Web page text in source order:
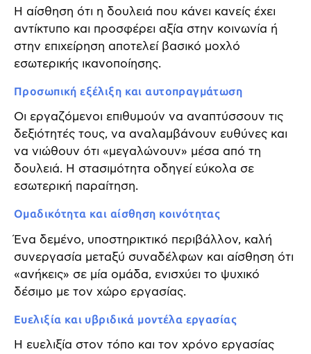
Η αίσθηση ότι η δουλειά που κάνει κανείς έχει
αντίκτυπο και προσφέρει αξία στην κοινωνία ή
στην επιχείρηση αποτελεί βασικό μοχλό
εσωτερικής ικανοποίησης.
Προσωπική εξέλιξη και αυτοπραγμάτωση
Οι εργαζόμενοι επιθυμούν να αναπτύσσουν τις
δεξιότητές τους, να αναλαμβάνουν ευθύνες και
να νιώθουν ότι «μεγαλώνουν» μέσα από τη
δουλειά. Η στασιμότητα οδηγεί εύκολα σε
εσωτερική παραίτηση.
Ομαδικότητα και αίσθηση κοινότητας
Ένα δεμένο, υποστηρικτικό περιβάλλον, καλή
συνεργασία μεταξύ συναδέλφων και αίσθηση ότι
«ανήκεις» σε μία ομάδα, ενισχύει το ψυχικό
δέσιμο με τον χώρο εργασίας.
Ευελιξία και υβριδικά μοντέλα εργασίας
Η ευελιξία στον τόπο και τον χρόνο εργασίας